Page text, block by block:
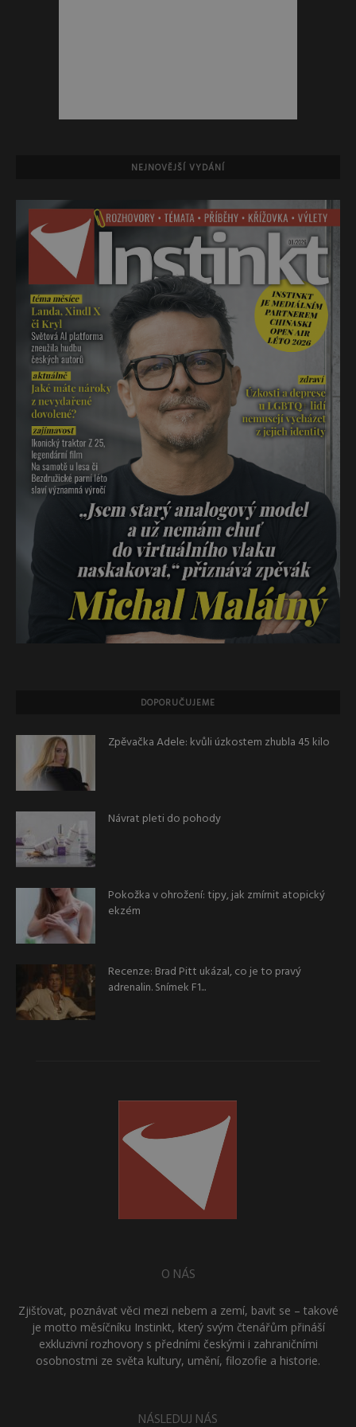
NEJNOVĚJŠÍ VYDÁNÍ
DOPORUČUJEME
Zpěvačka Adele: kvůli úzkostem zhubla 45 kilo
Návrat pleti do pohody
Pokožka v ohrožení: tipy, jak zmírnit atopický
ekzém
Recenze: Brad Pitt ukázal, co je to pravý
adrenalin. Snímek F1...
O NÁS
Zjišťovat, poznávat věci mezi nebem a zemí, bavit se – takové
je motto měsíčníku Instinkt, který svým čtenářům přináší
exkluzivní rozhovory s předními českými i zahraničními
osobnostmi ze světa kultury, umění, filozofie a historie.
NÁSLEDUJ NÁS